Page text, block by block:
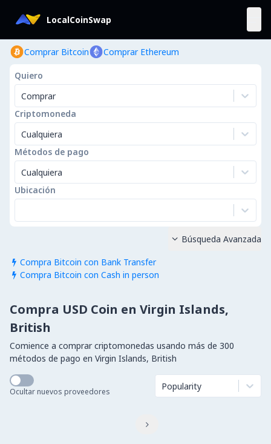
LocalCoinSwap
Comprar Bitcoin Comprar Ethereum
Quiero
Comprar
Criptomoneda
Cualquiera
Métodos de pago
Cualquiera
Ubicación
 Compra Bitcoin con Bank Transfer
 Compra Bitcoin con Cash in person
 Búsqueda Avanzada
Compra USD Coin en Virgin Islands,
British
Comience a comprar criptomonedas usando más de 300
métodos de pago en Virgin Islands, British
Ocultar nuevos proveedores Popularity
